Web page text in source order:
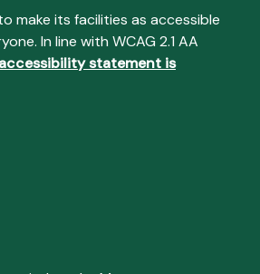
make its facilities as accessible
In line with WCAG 2.1 AA
statement is